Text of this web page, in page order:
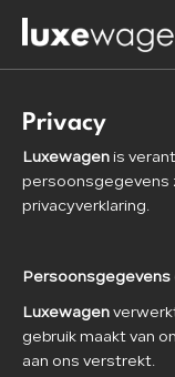
Privacy
Luxewagen is
persoonsgegevens
privacyverklaring.
Persoonsgegevens
Luxewagen
gebruik maakt van
aan ons verstrekt.